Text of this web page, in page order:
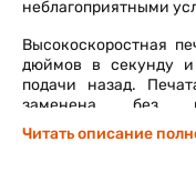
неблагоприятными
Высокоскоростная
дюймов в секунду и
подачи назад.
заменена без
инструментов.
неприлипающей
Читать описание